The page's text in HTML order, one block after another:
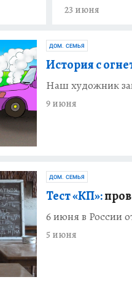
23 июня
ДОМ. СЕМЬЯ
История с
Наш художник
9 июня
ДОМ. СЕМЬЯ
Тест «КП»:
6 июня в России
5 июня